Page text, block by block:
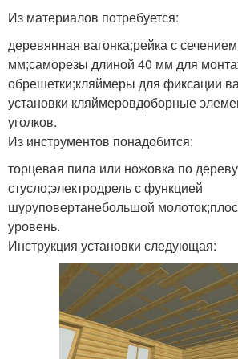
Из материалов потребуется:
деревянная вагонка;рейка с
мм;саморезы длиной 40 мм для
обрешетки;кляймеры для фиксации
установки кляймеровдоборные
уголков.
Из инструментов понадобится:
торцевая пила или ножовка по
стусло;электродрель с функцией
шуруповертанебольшой
уровень.
Инструкция установки следующая: